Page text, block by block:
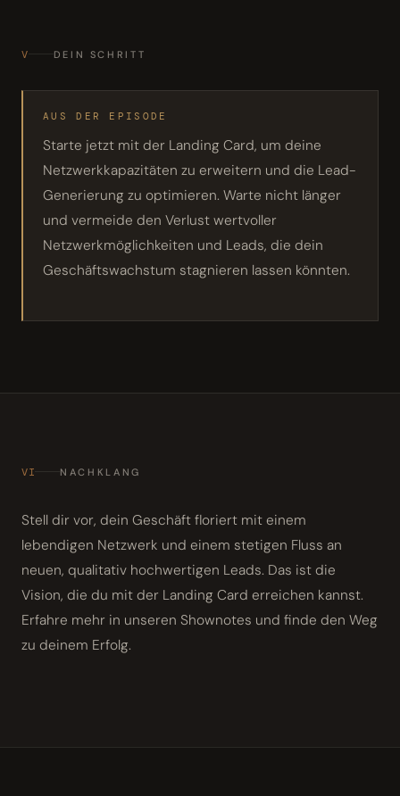
V DEIN SCHRITT
AUS DER EPISODE
Starte jetzt mit der Landing Card, um deine
Netzwerkkapazitäten zu erweitern und die Lead-
Generierung zu optimieren. Warte nicht länger
und vermeide den Verlust wertvoller
Netzwerkmöglichkeiten und Leads, die dein
Geschäftswachstum stagnieren lassen könnten.
VI NACHKLANG
Stell dir vor, dein Geschäft floriert mit einem
lebendigen Netzwerk und einem stetigen Fluss an
neuen, qualitativ hochwertigen Leads. Das ist die
Vision, die du mit der Landing Card erreichen kannst.
Erfahre mehr in unseren Shownotes und finde den Weg
zu deinem Erfolg.